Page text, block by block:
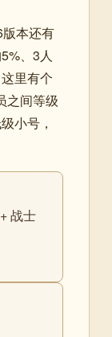
本还有
、3人
里有个
之间等级
小号，
战士